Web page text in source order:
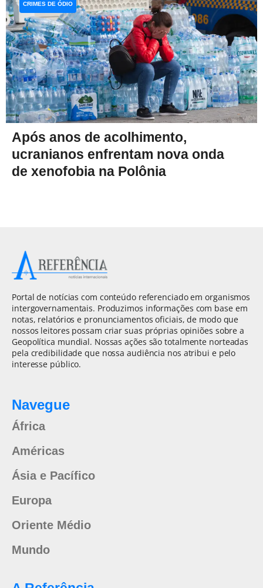
Após anos de acolhimento,
ucranianos enfrentam nova onda
de xenofobia na Polônia
CRIMES DE ÓDIO
Portal de notícias com conteúdo referenciado em organismos
intergovernamentais. Produzimos informações com base em
notas, relatórios e pronunciamentos oficiais, de modo que
nossos leitores possam criar suas próprias opiniões sobre a
Geopolítica mundial. Nossas ações são totalmente norteadas
pela credibilidade que nossa audiência nos atribui e pelo
interesse público.
Navegue
África
Américas
Ásia e Pacífico
Europa
Oriente Médio
Mundo